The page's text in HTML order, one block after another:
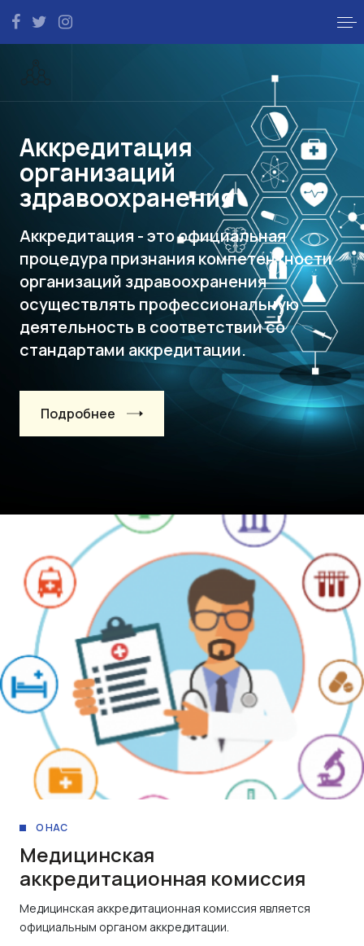
Аккредитация
организаций
здравоохранения
Аккредитация - это официальная
процедура признания компетентности
организаций здравоохранения
осуществлять профессиональную
деятельность в соответствии со
стандартами аккредитации.
Подробнее
О НАС
Медицинская
аккредитационная комиссия
Медицинская аккредитационная комиссия является
официальным органом аккредитации.